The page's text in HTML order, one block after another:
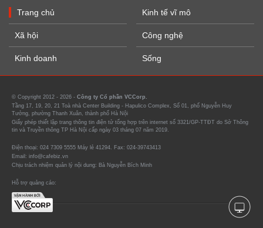
Trang chủ
Xã hội
Kinh doanh
Kinh tế vĩ mô
Công nghệ
Sống
© Copyright 2012 - 2026 - Công ty Cổ phần VCCorp.
Tầng 17, 19, 20, 21 Toà nhà Center Building - Hapulico Complex, Số 01, phố Nguyễn Huy
Tưởng, phường Thanh Xuân, thành phố Hà Nội
Giấy phép thiết lập trang thông tin điện tử tổng hợp trên internet số 3321/GP-TTĐT do Sở Thông
tin và Truyền thông TP Hà Nội cấp ngày 03 tháng 07 năm 2019.
Điện thoại: 024 7309 5555 Máy lẻ 41294. Fax: 024-39743413
Email: info@cafebiz.vn
Chịu trách nhiệm quản lý nội dung: Bà Nguyễn Bích Minh
Hỗ trợ quảng cáo: